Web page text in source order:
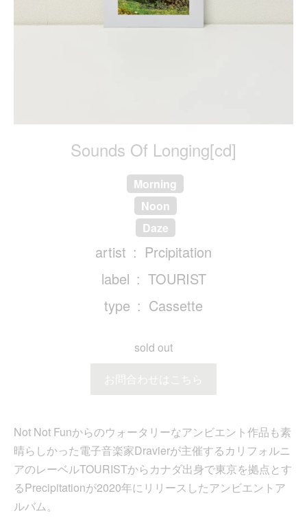
Sounds Of Longing[cd]
Morning
Noon
Daze
artist
Prcipitation
label
TOURIST
type
Cassette
sold out
お問合わせはこちら
Not Not Funからのウォータリーなアンビエント作品も素
晴らしかった電子音楽家Dravierが主催するカリフォルニ
アのレーベルTOURISTからカナダ出身で東京を拠点とす
るPrecipitationが2020年にリリースしたアンビエントア
ルバム。